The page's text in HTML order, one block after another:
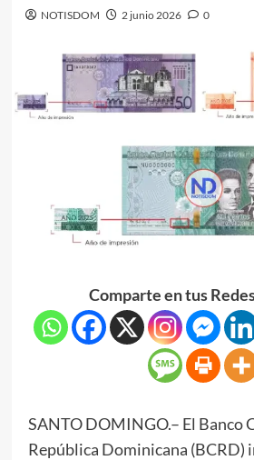
NOTISDOM 2 junio 2026 0
Comparte en tus
SANTO DOMINGO.– El Banco
República Dominicana (BCRD)